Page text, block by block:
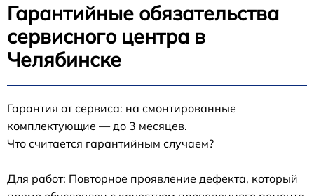
Гарантийные обязательства
сервисного центра в
Челябинске
Гарантия от сервиса: на смонтированные
комплектующие — до 3 месяцев.
Что считается гарантийным случаем?
Для работ: Повторное проявление дефекта, который